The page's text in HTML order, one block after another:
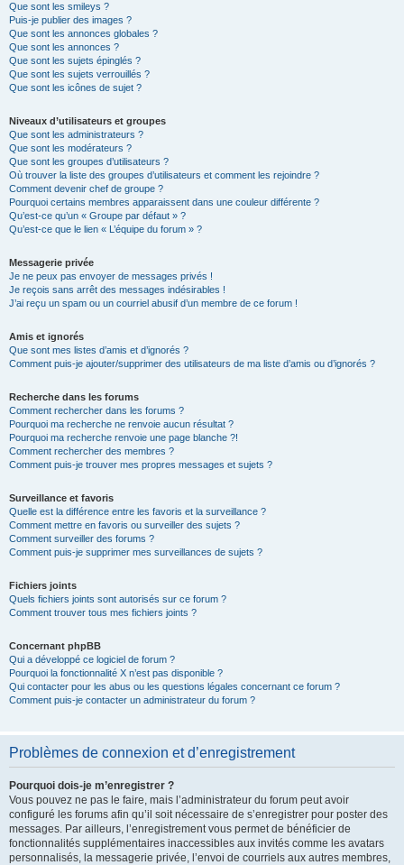
Que sont les smileys ?
Puis-je publier des images ?
Que sont les annonces globales ?
Que sont les annonces ?
Que sont les sujets épinglés ?
Que sont les sujets verrouillés ?
Que sont les icônes de sujet ?
Niveaux d’utilisateurs et groupes
Que sont les administrateurs ?
Que sont les modérateurs ?
Que sont les groupes d’utilisateurs ?
Où trouver la liste des groupes d’utilisateurs et comment les rejoindre ?
Comment devenir chef de groupe ?
Pourquoi certains membres apparaissent dans une couleur différente ?
Qu’est-ce qu’un « Groupe par défaut » ?
Qu’est-ce que le lien « L’équipe du forum » ?
Messagerie privée
Je ne peux pas envoyer de messages privés !
Je reçois sans arrêt des messages indésirables !
J’ai reçu un spam ou un courriel abusif d’un membre de ce forum !
Amis et ignorés
Que sont mes listes d’amis et d’ignorés ?
Comment puis-je ajouter/supprimer des utilisateurs de ma liste d’amis ou d’ignorés ?
Recherche dans les forums
Comment rechercher dans les forums ?
Pourquoi ma recherche ne renvoie aucun résultat ?
Pourquoi ma recherche renvoie une page blanche ?!
Comment rechercher des membres ?
Comment puis-je trouver mes propres messages et sujets ?
Surveillance et favoris
Quelle est la différence entre les favoris et la surveillance ?
Comment mettre en favoris ou surveiller des sujets ?
Comment surveiller des forums ?
Comment puis-je supprimer mes surveillances de sujets ?
Fichiers joints
Quels fichiers joints sont autorisés sur ce forum ?
Comment trouver tous mes fichiers joints ?
Concernant phpBB
Qui a développé ce logiciel de forum ?
Pourquoi la fonctionnalité X n’est pas disponible ?
Qui contacter pour les abus ou les questions légales concernant ce forum ?
Comment puis-je contacter un administrateur du forum ?
Problèmes de connexion et d’enregistrement
Pourquoi dois-je m’enregistrer ?
Vous pouvez ne pas le faire, mais l’administrateur du forum peut avoir
configuré les forums afin qu’il soit nécessaire de s’enregistrer pour poster des
messages. Par ailleurs, l’enregistrement vous permet de bénéficier de
fonctionnalités supplémentaires inaccessibles aux invités comme les avatars
personnalisés, la messagerie privée, l’envoi de courriels aux autres membres,